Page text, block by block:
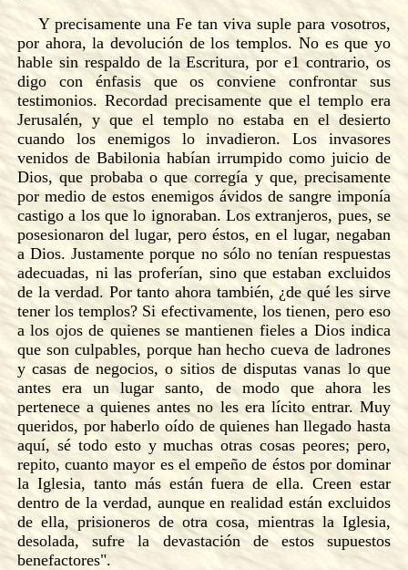
Y precisamente una Fe tan viva suple para vosotros,
por ahora, la devolución de los templos. No es que yo
hable sin respaldo de la Escritura, por e1 contrario, os
digo con énfasis que os conviene confrontar sus
testimonios. Recordad precisamente que el templo era
Jerusalén, y que el templo no estaba en el desierto
cuando los enemigos lo invadieron. Los invasores
venidos de Babilonia habían irrumpido como juicio de
Dios, que probaba o que corregía y que, precisamente
por medio de estos enemigos ávidos de sangre imponía
castigo a los que lo ignoraban. Los extranjeros, pues, se
posesionaron del lugar, pero éstos, en el lugar, negaban
a Dios. Justamente porque no sólo no tenían respuestas
adecuadas, ni las proferían, sino que estaban excluidos
de la verdad. Por tanto ahora también, ¿de qué les sirve
tener los templos? Si efectivamente, los tienen, pero eso
a los ojos de quienes se mantienen fieles a Dios indica
que son culpables, porque han hecho cueva de ladrones
y casas de negocios, o sitios de disputas vanas lo que
antes era un lugar santo, de modo que ahora les
pertenece a quienes antes no les era lícito entrar. Muy
queridos, por haberlo oído de quienes han llegado hasta
aquí, sé todo esto y muchas otras cosas peores; pero,
repito, cuanto mayor es el empeño de éstos por dominar
la Iglesia, tanto más están fuera de ella. Creen estar
dentro de la verdad, aunque en realidad están excluidos
de ella, prisioneros de otra cosa, mientras la Iglesia,
desolada, sufre la devastación de estos supuestos
benefactores".